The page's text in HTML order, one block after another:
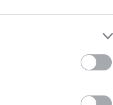
ясно ще бъде ли